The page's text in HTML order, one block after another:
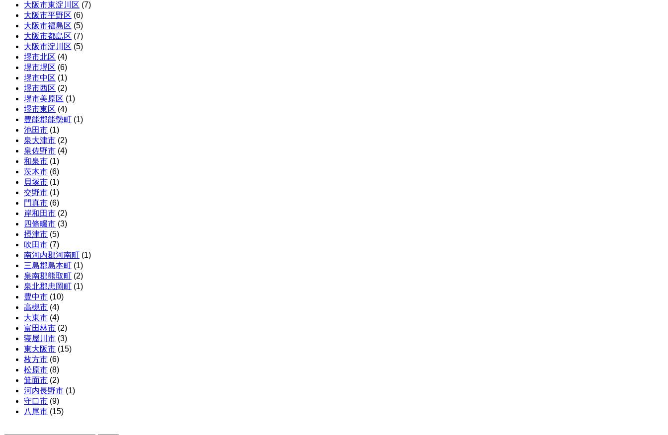
大阪市東淀川区 (7)
大阪市平野区 (6)
大阪市福島区 (5)
大阪市都島区 (7)
大阪市淀川区 (5)
堺市北区 (4)
堺市堺区 (6)
堺市中区 (1)
堺市西区 (2)
堺市美原区 (1)
堺市東区 (4)
豊能郡能勢町 (1)
池田市 (1)
泉大津市 (2)
泉佐野市 (4)
和泉市 (1)
茨木市 (6)
貝塚市 (1)
交野市 (1)
門真市 (6)
岸和田市 (2)
四條畷市 (3)
摂津市 (5)
吹田市 (7)
南河内郡河南町 (1)
三島郡島本町 (1)
泉南郡熊取町 (2)
泉北郡忠岡町 (1)
豊中市 (10)
高槻市 (4)
大東市 (4)
富田林市 (2)
寝屋川市 (3)
東大阪市 (15)
枚方市 (6)
松原市 (8)
箕面市 (2)
河内長野市 (1)
守口市 (9)
八尾市 (15)